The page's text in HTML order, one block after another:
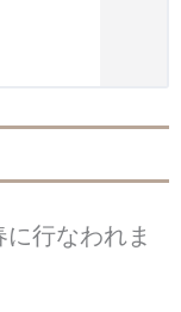
行なわれま